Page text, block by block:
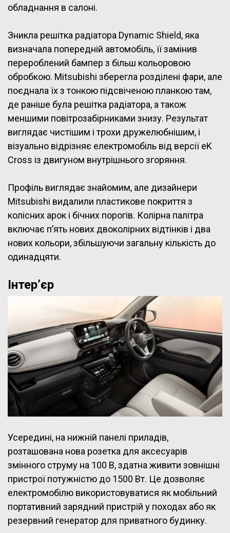
обладнання в салоні.
Зникла решітка радіатора Dynamic Shield, яка
визначала попередній автомобіль, її замінив
перероблений бампер з більш кольоровою
обробкою. Mitsubishi зберегла розділені фари, але
поєднала їх з тонкою підсвіченою планкою там,
де раніше була решітка радіатора, а також
меншими повітрозабірниками знизу. Результат
виглядає чистішим і трохи дружелюбнішим, і
візуально відрізняє електромобіль від версії eK
Cross із двигуном внутрішнього згоряння.
Профіль виглядає знайомим, але дизайнери
Mitsubishi видалили пластикове покриття з
колісних арок і бічних порогів. Колірна палітра
включає п’ять нових двоколірних відтінків і два
нових кольори, збільшуючи загальну кількість до
одинадцяти.
Інтер’єр
Усередині, на нижній панелі приладів,
розташована нова розетка для аксесуарів
змінного струму на 100 В, здатна живити зовнішні
пристрої потужністю до 1500 Вт. Це дозволяє
електромобілю використовуватися як мобільний
портативний зарядний пристрій у походах або як
резервний генератор для приватного будинку.